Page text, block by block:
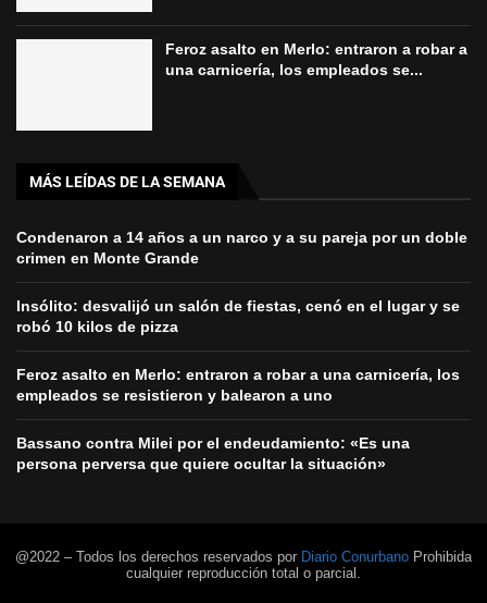
Feroz asalto en Merlo: entraron a robar a
una carnicería, los empleados se...
MÁS LEÍDAS DE LA SEMANA
Condenaron a 14 años a un narco y a su pareja por un doble
crimen en Monte Grande
Insólito: desvalijó un salón de fiestas, cenó en el lugar y se
robó 10 kilos de pizza
Feroz asalto en Merlo: entraron a robar a una carnicería, los
empleados se resistieron y balearon a uno
Bassano contra Milei por el endeudamiento: «Es una
persona perversa que quiere ocultar la situación»
@2022 – Todos los derechos reservados por Diario Conurbano Prohibida
cualquier reproducción total o parcial.